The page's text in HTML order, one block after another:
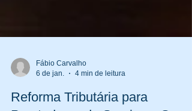
Fábio Carvalho
6 de jan.
4 min de leitura